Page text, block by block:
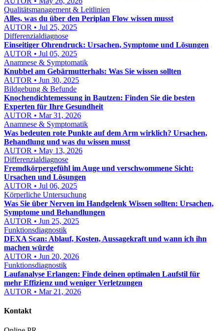
Qualitätsmanagement & Leitlinien
Alles, was du über den Periplan Flow wissen musst
AUTOR • Jul 25, 2025
Differenzialdiagnose
Einseitiger Ohrendruck: Ursachen, Symptome und Lösungen
AUTOR • Jul 05, 2025
Anamnese & Symptomatik
Knubbel am Gebärmutterhals: Was Sie wissen sollten
AUTOR • Jun 30, 2025
Bildgebung & Befunde
Knochendichtemessung in Bautzen: Finden Sie die besten
Experten für Ihre Gesundheit
AUTOR • Mar 31, 2026
Anamnese & Symptomatik
Was bedeuten rote Punkte auf dem Arm wirklich? Ursachen,
Behandlung und was du wissen musst
AUTOR • May 13, 2026
Differenzialdiagnose
Fremdkörpergefühl im Auge und verschwommene Sicht:
Ursachen und Lösungen
AUTOR • Jul 06, 2025
Körperliche Untersuchung
Was Sie über Nerven im Handgelenk Wissen sollten: Ursachen,
Symptome und Behandlungen
AUTOR • Jun 25, 2025
Funktionsdiagnostik
DEXA Scan: Ablauf, Kosten, Aussagekraft und wann ich ihn
machen würde
AUTOR • Jun 20, 2026
Funktionsdiagnostik
Laufanalyse Erlangen: Finde deinen optimalen Laufstil für
mehr Effizienz und weniger Verletzungen
AUTOR • Mar 21, 2026
Kontakt